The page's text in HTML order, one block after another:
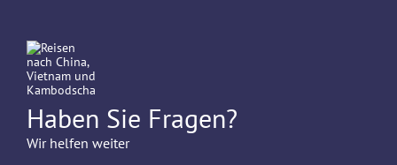
Haben Sie Fragen?
Wir helfen weiter